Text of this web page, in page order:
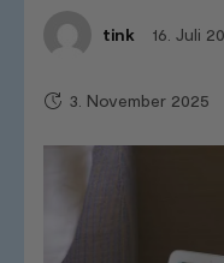
tink 16. Juli
3. November 2025